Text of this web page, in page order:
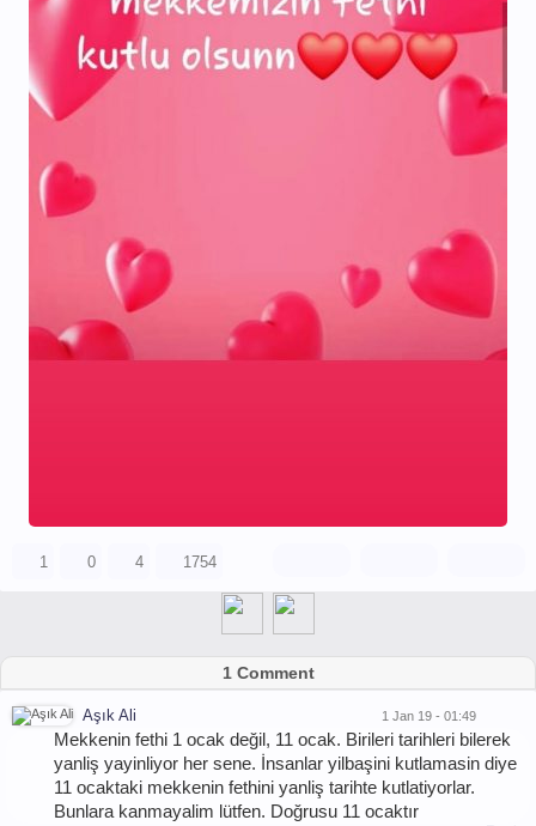
1 0 4 1754
1 Comment
Aşık Ali 1 Jan 19 - 01:49
Mekkenin fethi 1 ocak değil, 11 ocak. Birileri tarihleri bilerek
yanliş yayinliyor her sene. İnsanlar yilbaşini kutlamasin diye
11 ocaktaki mekkenin fethini yanliş tarihte kutlatiyorlar.
Bunlara kanmayalim lütfen. Doğrusu 11 ocaktır